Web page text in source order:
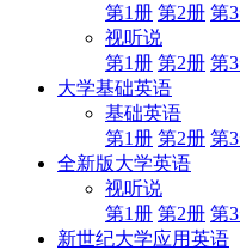
第1册 第2册 第
视听说
第1册 第2册 第
大学基础英语
基础英语
第1册 第2册 第
全新版大学英语
视听说
第1册 第2册 第
新世纪大学应用英语